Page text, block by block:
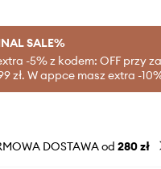
SALE%
-5% z kodem: OFF przy
zł. W appce masz extra -
DOSTAWA od 280 zł